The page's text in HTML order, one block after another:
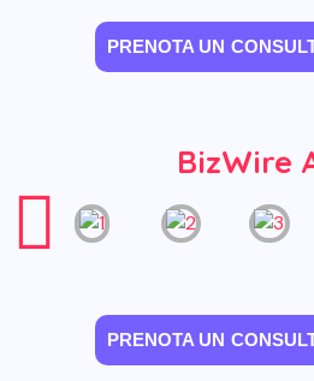
PRENOTA UN
BizWire
PRENOTA UN